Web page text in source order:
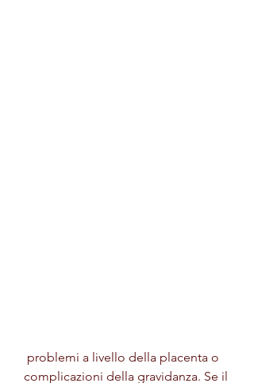
complicazioni della gravidanza. Se il